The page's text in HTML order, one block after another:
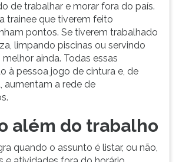
de trabalhar e morar fora do país.
trainee que tiverem feito
pontos. Se tiverem trabalhado
limpando piscinas ou servindo
ainda. Todas essas
à pessoa jogo de cintura e, de
aumentam a rede de
além do trabalho
quando o assunto é listar, ou não,